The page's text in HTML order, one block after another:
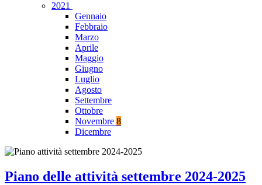
2021
Gennaio
Febbraio
Marzo
Aprile
Maggio
Giugno
Luglio
Agosto
Settembre
Ottobre
Novembre 8
Dicembre
Piano delle attività settembre 2024-2025